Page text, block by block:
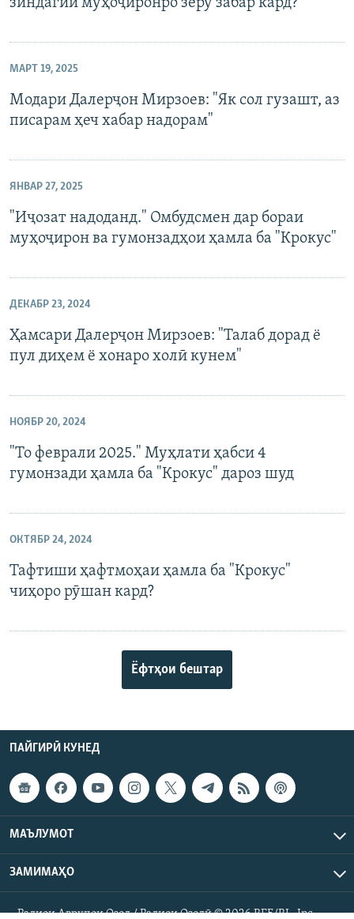
МАРТ 19, 2025
Модари Далерҷон Мирзоев: "Як сол гузашт, аз
писарам ҳеч хабар надорам"
ЯНВАР 27, 2025
"Иҷозат надоданд." Омбудсмен дар бораи
муҳоҷирон ва гумонзадҳои ҳамла ба "Крокус"
ДЕКАБР 23, 2024
Ҳамсари Далерҷон Мирзоев: "Талаб дорад ё
пул диҳем ё хонаро холӣ кунем"
НОЯБР 20, 2024
"То феврали 2025." Муҳлати ҳабси 4
гумонзади ҳамла ба "Крокус" дароз шуд
ОКТЯБР 24, 2024
Тафтиши ҳафтмоҳаи ҳамла ба "Крокус"
чиҳоро рӯшан кард?
Ёфтҳои бештар
ПАЙГИРӢ КУНЕД
МАЪЛУМОТ
ЗАМИМАҲО
Радиои Аврупои Озод / Радиои Озодӣ © 2026 RFE/RL. Inc.